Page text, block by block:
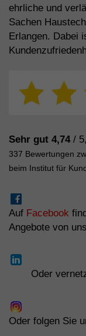
ehrliche und
Sachen
Erlangen. Dabei
Sehr gut 4,74/
337 Bewertungen
beim Institut für
Auf Facebook
Angebote von
Oder
Oder folgen Sie